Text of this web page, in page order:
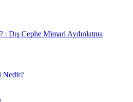
: Dış Cephe Mimari Aydınlatma
Nedir?